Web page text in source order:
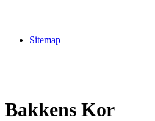
Sitemap
Bakkens Kor